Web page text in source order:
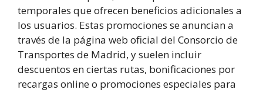
temporales que ofrecen beneficios adicionales a
los usuarios. Estas promociones se anuncian a
través de la página web oficial del Consorcio de
Transportes de Madrid, y suelen incluir
descuentos en ciertas rutas, bonificaciones por
recargas online o promociones especiales para